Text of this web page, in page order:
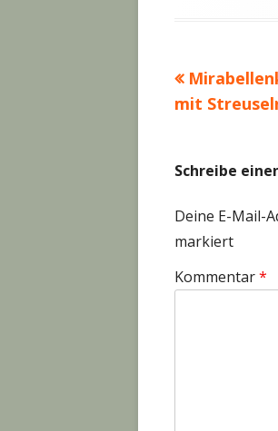
Vorheriger
Beitrag:
mit
Schreibe
Deine E-Mail-
markiert
Kommentar*